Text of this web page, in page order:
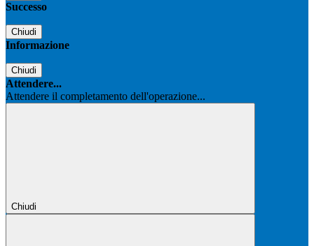
Successo
Chiudi
Informazione
Chiudi
Attendere...
Attendere il completamento dell'operazione...
Chiudi